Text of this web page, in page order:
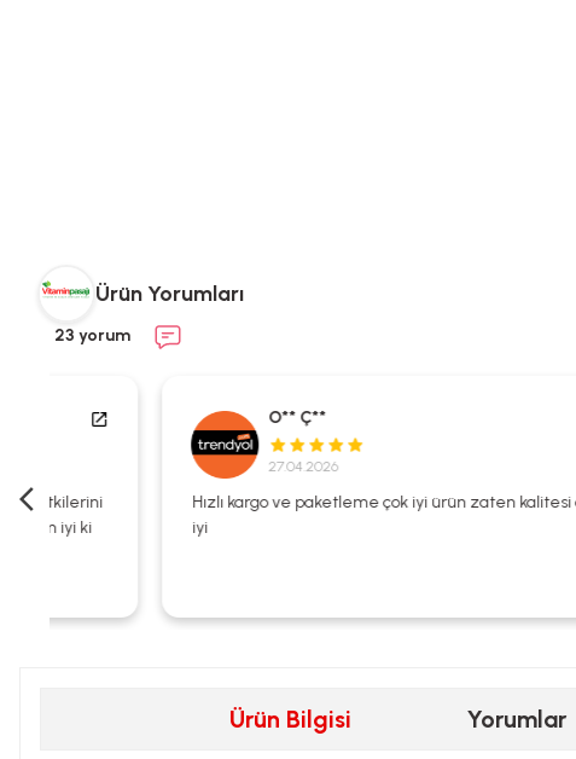
Ürün Yorumları
23 yorum
O** Ç**
27.04.2026
Hızlı kargo ve paketleme çok iyi ürün zaten kalitesi çok
Ürün Bilgisi Yorumlar